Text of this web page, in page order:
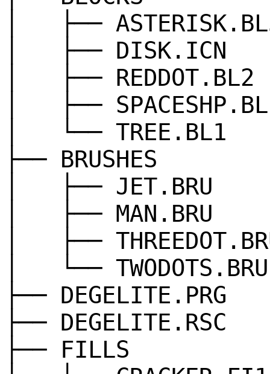
│ ├──
│ ├── DISK.ICN
│ ├── REDDOT.BL2
│ ├──
│ └── TREE.BL1
├── BRUSHES
│ ├── JET.BRU
│ ├── MAN.BRU
│ ├──
│ └── TWODOTS.BRU
├── DEGELITE.PRG
├── DEGELITE.RSC
├── FILLS